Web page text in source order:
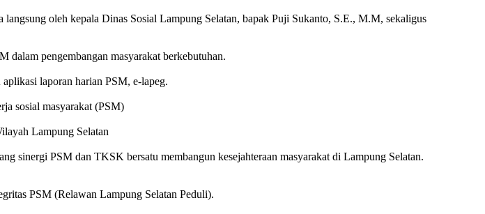
oleh kepala Dinas Sosial Lampung Selatan, bapak Puji Sukanto, S.E., M.M, sekaligus
pengembangan masyarakat berkebutuhan.
laporan harian PSM, e-lapeg.
sosial masyarakat (PSM)
Lampung Selatan
PSM dan TKSK bersatu membangun kesejahteraan masyarakat di Lampung Selatan.
PSM (Relawan Lampung Selatan Peduli).